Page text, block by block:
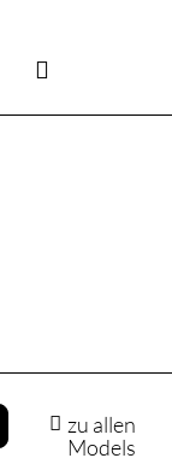
zu allen
Models